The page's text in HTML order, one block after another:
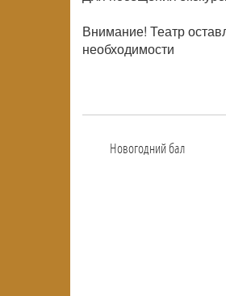
Внимание! Театр
необходимости
Новогодний бал